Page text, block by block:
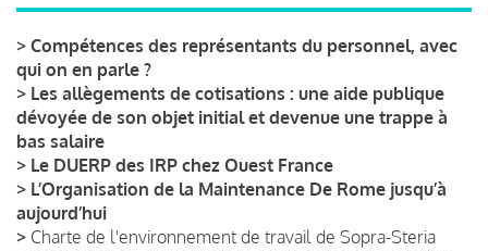
> Compétences des représentants du personnel, avec
qui on en parle ?
> Les allègements de cotisations : une aide publique
dévoyée de son objet initial et devenue une trappe à
bas salaire
> Le DUERP des IRP chez Ouest France
> L’Organisation de la Maintenance De Rome jusqu’à
aujourd’hui
> Charte de l'environnement de travail de Sopra-Steria